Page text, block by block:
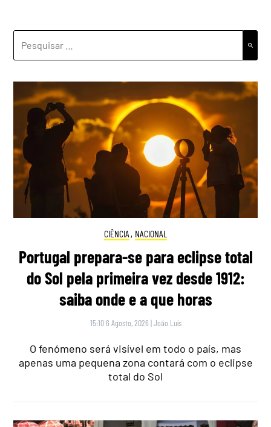
CIÊNCIA , NACIONAL
Portugal prepara-se para eclipse total
do Sol pela primeira vez desde 1912:
saiba onde e a que horas
15:10 6 Agosto, 2026 |João Luís
O fenómeno será visível em todo o país, mas
apenas uma pequena zona contará com o eclipse
total do Sol